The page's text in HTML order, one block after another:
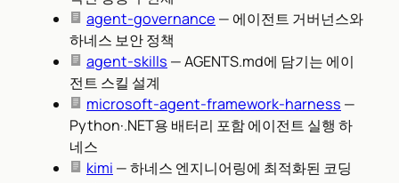
agent-governance — 에이전트 거버넌스와
하네스 보안 정책
agent-skills — AGENTS.md에 담기는 에이
전트 스킬 설계
microsoft-agent-framework-harness —
Python·.NET용 배터리 포함 에이전트 실행 하
네스
kimi — 하네스 엔지니어링에 최적화된 코딩